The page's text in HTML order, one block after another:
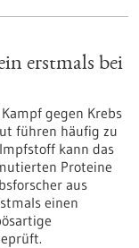
erstmals bei
gegen Krebs
führen häufig zu
kann das
Proteine
aus
einen